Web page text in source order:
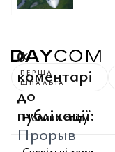
0
коментарі
до
публікації:
Прорыв
ПЕРША
ШПАЛЬТА
Новини світу